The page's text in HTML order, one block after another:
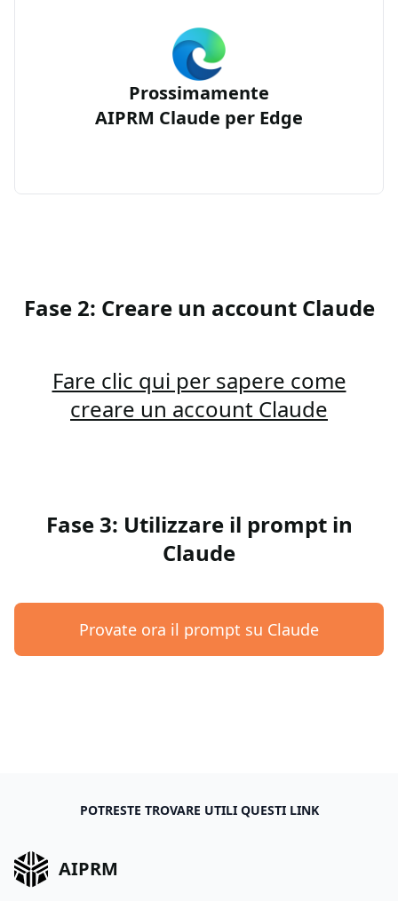
Prossimamente
AIPRM Claude per Edge
Fase 2: Creare un account Claude
Fare clic qui per sapere come
creare un account Claude
Fase 3: Utilizzare il prompt in
Claude
Provate ora il prompt su Claude
POTRESTE TROVARE UTILI QUESTI LINK
AIPRM